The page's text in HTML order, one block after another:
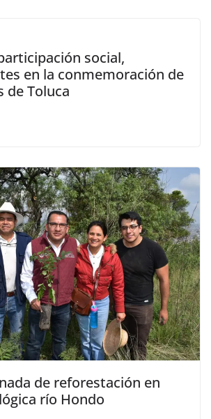
social,
en la conmemoración de
de Toluca
de reforestación en
río Hondo